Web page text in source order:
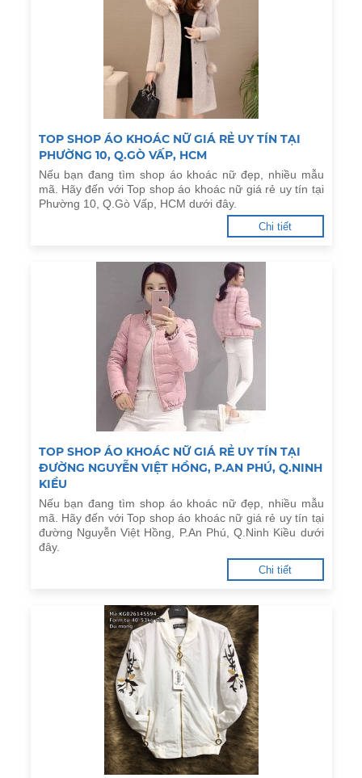
TOP SHOP ÁO KHOÁC NỮ GIÁ RẺ UY TÍN TẠI
PHƯỜNG 10, Q.GÒ VẤP, HCM
Nếu bạn đang tìm shop áo khoác nữ đẹp, nhiều mẫu
mã. Hãy đến với Top shop áo khoác nữ giá rẻ uy tín tại
Phường 10, Q.Gò Vấp, HCM dưới đây.
Chi tiết
TOP SHOP ÁO KHOÁC NỮ GIÁ RẺ UY TÍN TẠI
ĐƯỜNG NGUYỄN VIỆT HỒNG, P.AN PHÚ, Q.NINH
KIỀU
Nếu bạn đang tìm shop áo khoác nữ đẹp, nhiều mẫu
mã. Hãy đến với Top shop áo khoác nữ giá rẻ uy tín tại
đường Nguyễn Việt Hồng, P.An Phú, Q.Ninh Kiều dưới
đây.
Chi tiết